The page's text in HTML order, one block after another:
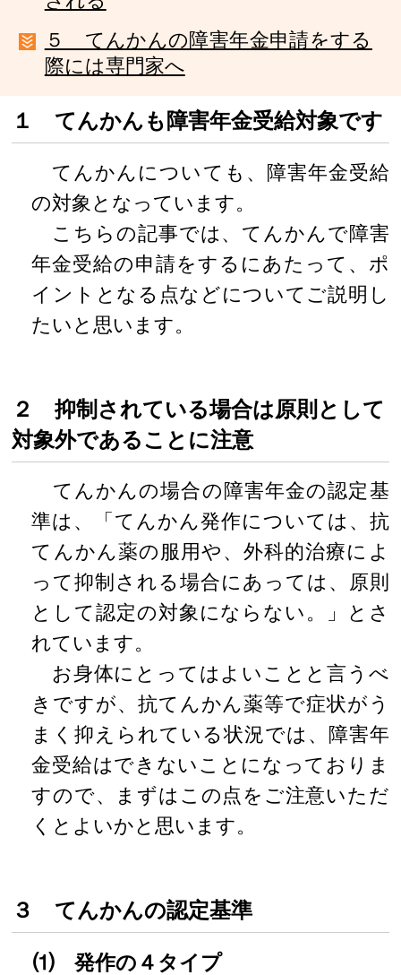
５ てんかんの障害年金申請をする
際には専門家へ
１ てんかんも障害年金受給対象です
てんかんについても、障害年金受給
の対象となっています。
こちらの記事では、てんかんで障害
年金受給の申請をするにあたって、ポ
イントとなる点などについてご説明し
たいと思います。
２ 抑制されている場合は原則として
対象外であることに注意
てんかんの場合の障害年金の認定基
準は、「てんかん発作については、抗
てんかん薬の服用や、外科的治療によ
って抑制される場合にあっては、原則
として認定の対象にならない。」とさ
れています。
お身体にとってはよいことと言うべ
きですが、抗てんかん薬等で症状がう
まく抑えられている状況では、障害年
金受給はできないことになっておりま
すので、まずはこの点をご注意いただ
くとよいかと思います。
３ てんかんの認定基準
⑴ 発作の４タイプ